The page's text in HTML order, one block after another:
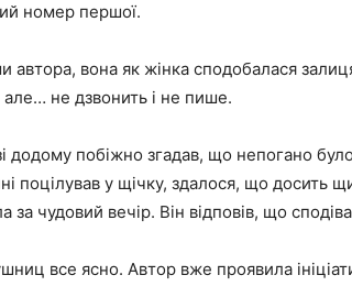
номер першої.
автора, вона як жінка сподобалася
але… не дзвонить і не пише.
додому побіжно згадав, що непогано
поцілував у щічку, здалося, що досить
за чудовий вечір. Він відповів, що
все ясно. Автор вже проявила